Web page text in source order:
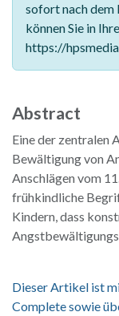
sofort nach dem
können Sie in
https://
Abstract
Eine der zentralen
Bewältigung von
Anschlägen vom
frühkindliche
Kindern, dass
Dieser Artikel ist
Complete sowie